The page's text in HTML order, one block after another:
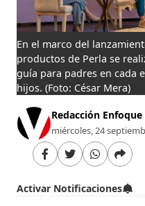
En el marco del
productos de Perla se
guía para padres en cada
hijos. (Foto: César Mera)
Redacción Enfoque
miércoles, 24
Activar Notificaciones